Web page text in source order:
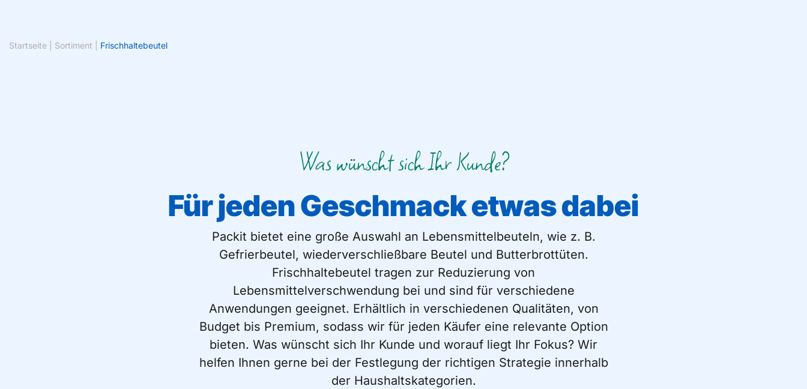
Startseite Sortiment Frischhaltebeutel
Was wünscht sich Ihr Kunde?
Für jeden Geschmack etwas dabei
Packit bietet eine große Auswahl an Lebensmittelbeuteln, wie z. B.
Gefrierbeutel, wiederverschließbare Beutel und Butterbrottüten.
Frischhaltebeutel tragen zur Reduzierung von
Lebensmittelverschwendung bei und sind für verschiedene
Anwendungen geeignet. Erhältlich in verschiedenen Qualitäten, von
Budget bis Premium, sodass wir für jeden Käufer eine relevante Option
bieten. Was wünscht sich Ihr Kunde und worauf liegt Ihr Fokus? Wir
helfen Ihnen gerne bei der Festlegung der richtigen Strategie innerhalb
der Haushaltskategorien.